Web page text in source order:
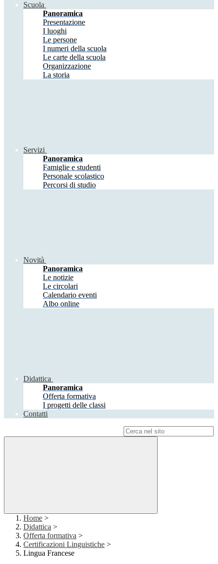
Scuola
Panoramica
Presentazione
I luoghi
Le persone
I numeri della scuola
Le carte della scuola
Organizzazione
La storia
Servizi
Panoramica
Famiglie e studenti
Personale scolastico
Percorsi di studio
Novità
Panoramica
Le notizie
Le circolari
Calendario eventi
Albo online
Didattica
Panoramica
Offerta formativa
I progetti delle classi
Contatti
Home >
Didattica >
Offerta formativa >
Certificazioni Linguistiche >
Lingua Francese